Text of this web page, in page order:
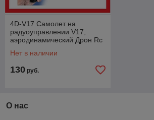
4D-V17 Самолет на
радуоуправлении V17,
аэродинамический Дрон Rc
Нет в наличии
130 руб.
О нас